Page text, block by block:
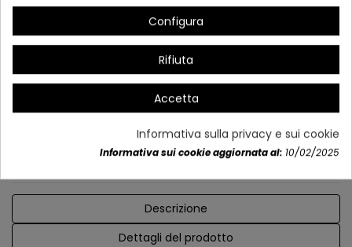
Palas: 4 lame legno bianco
Lampadina: 1 x E27 (non incluso)
Ingresso di potenza: 230V/50Hz
Posizione estate-inverno (cambio manuale)
Descrizione
Dettagli del prodotto
Configura
Rifiuta
Accetta
Informativa sulla privacy e sui cookie
Informativa sui cookie aggiornata al: 10/02/2025